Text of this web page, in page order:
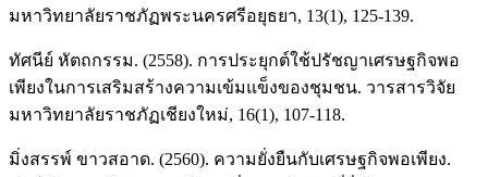
มหาวิทยาลัยราชภัฏพระนครศรีอยุธยา, 13(1), 125-139.
ทัศนีย์ หัตถกรรม. (2558). การประยุกต์ใช้ปรัชญาเศรษฐกิจพอ
เพียงในการเสริมสร้างความเข้มแข็งของชุมชน. วารสารวิจัย
มหาวิทยาลัยราชภัฏเชียงใหม่, 16(1), 107-118.
มิ่งสรรพ์ ขาวสอาด. (2560). ความยั่งยืนกับเศรษฐกิจพอเพียง.